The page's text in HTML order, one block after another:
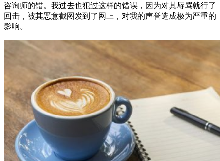
咨询师的错。我过去也犯过这样的错误，因为对其辱骂就行了
回击，被其恶意截图发到了网上，对我的声誉造成极为严重的
影响。